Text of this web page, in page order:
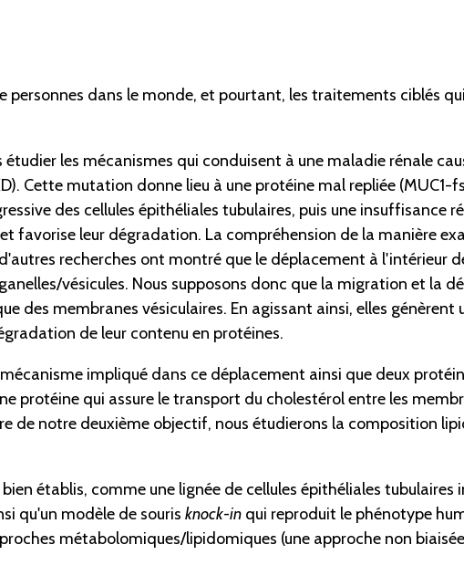
personnes dans le monde, et pourtant, les traitements ciblés
les mécanismes qui conduisent à une maladie rénale
Cette mutation donne lieu à une protéine mal repliée
des cellules épithéliales tubulaires, puis une
favorise leur dégradation. La compréhension de la manière
recherches ont montré que le déplacement à l'intérieur
vésicules. Nous supposons donc que la migration et la
des membranes vésiculaires. En agissant ainsi, elles
de leur contenu en protéines.
impliqué dans ce déplacement ainsi que deux
protéine qui assure le transport du cholestérol entre les
de notre deuxième objectif, nous étudierons la composition
établis, comme une lignée de cellules épithéliales
qu'un modèle de souris knock-in qui reproduit le phénotype
métabolomiques/lipidomiques (une approche non